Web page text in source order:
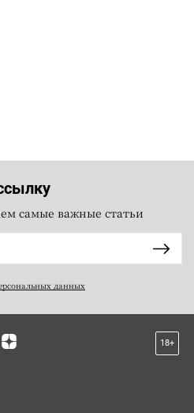
самые важные статьи
данных
18+